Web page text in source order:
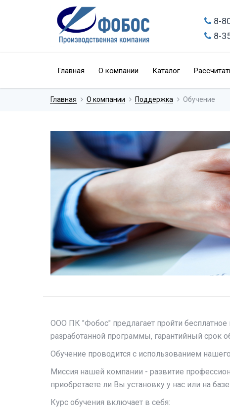
8-
8-
Главная О компании Каталог
Главная О компании Поддержка Обучение
ООО ПК "Фобос" предлагает пройти
разработанной программы, гарантийный срок
Обучение проводится с использованием
Миссия нашей компании - развитие
приобретаете ли Вы установку у нас или на
Курс обучения включает в себя: